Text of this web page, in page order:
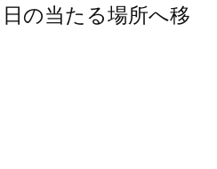
の当たる場所へ移